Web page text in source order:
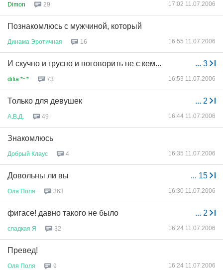
Dimon 29 17:02 11.07.2006
Познакомлюсь с мужчиной, который
Динама Эротичная 16 16:55 11.07.2006
... 3
И скучно и грусно и поговорить не с кем...
difia *~* 73 16:53 11.07.2006
... 2
Только для девушек
А В Д 49 16:44 11.07.2006
Знакомлюсь
Добрый Клаус 4 16:35 11.07.2006
... 15
Довольны ли вы
Оля Поля 363 16:30 11.07.2006
... 2
фигасе! давно такого не было
сладкая Я 32 16:24 11.07.2006
Превед!
Оля Поля 9 16:24 11.07.2006